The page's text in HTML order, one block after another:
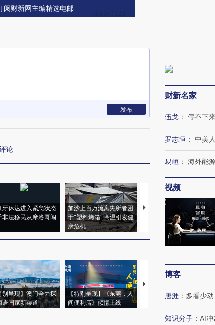
阅财新网主编精选电邮
发布
论
牙休达进入紧急状态
非法移民从摩洛哥闯
加沙上百万流离失所者困
于“塑料烤箱” 高温引发健
康危机
视线｜HYROX的吸金
术：是什么让中产们甘
心“花钱找虐”？
别呈现】澳门全力探
语国家新渠道
【特别呈现】《东莞，人
间便利店》倾情上线
【推广】走进第四届链博
会，让数智科技“链”接产
财新名家
伍戈 ： 停不下
罗志恒 ： 中美
易峘 ： 海外能
视频
博客
唐涯 ： 多看少动
知识分子 ： AI